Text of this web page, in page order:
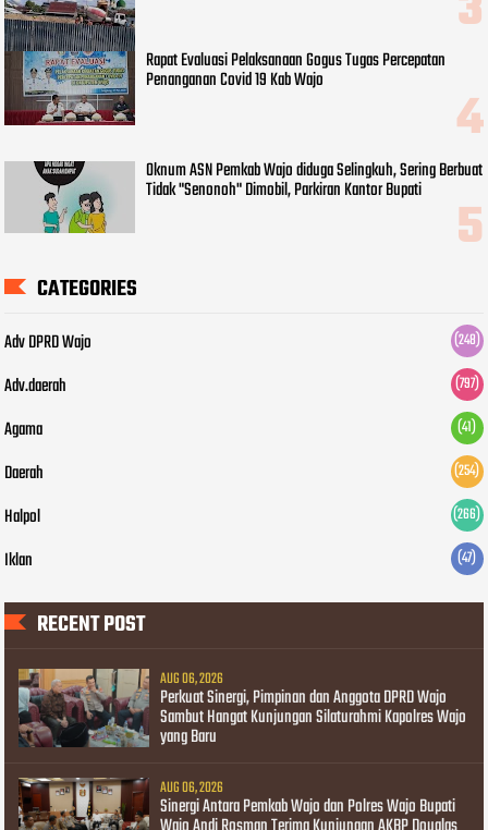
Rapat Evaluasi Pelaksanaan Gogus Tugas Percepatan
Penanganan Covid 19 Kab Wajo
Oknum ASN Pemkab Wajo diduga Selingkuh, Sering Berbuat
Tidak "Senonoh" Dimobil, Parkiran Kantor Bupati
CATEGORIES
Adv DPRD Wajo (248)
Adv.daerah (797)
Agama (41)
Daerah (254)
Halpol (266)
Iklan (47)
RECENT POST
AUG 06, 2026
Perkuat Sinergi, Pimpinan dan Anggota DPRD Wajo
Sambut Hangat Kunjungan Silaturahmi Kapolres Wajo
yang Baru
AUG 06, 2026
Sinergi Antara Pemkab Wajo dan Polres Wajo Bupati